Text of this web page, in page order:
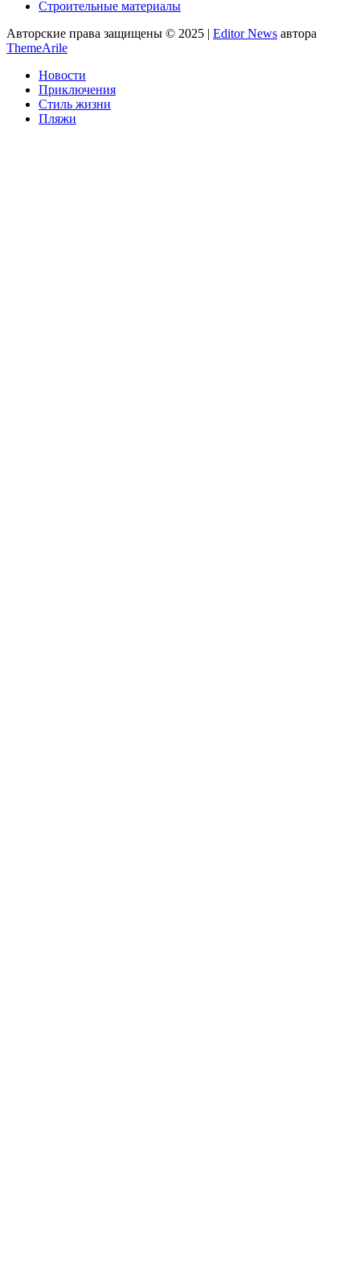
Строительные материалы
Авторские права защищены © 2025
Editor News автора
ThemeArile
Новости
Приключения
Стиль жизни
Пляжи